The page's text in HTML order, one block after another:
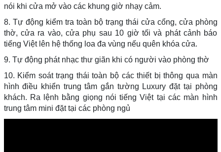
nói khi cửa mở vào các khung giờ nhạy cảm.
8. Tự động kiểm tra toàn bộ trạng thái cửa cổng, cửa phòng
thờ, cửa ra vào, cửa phụ sau 10 giờ tối và phát cảnh báo
tiếng Việt lên hệ thống loa đa vùng nếu quên khóa cửa.
9. Tự động phát nhạc thư giãn khi có người vào phòng thờ
10. Kiểm soát trạng thái toàn bộ các thiết bị thông qua màn
hình điều khiển trung tâm gắn tường Luxury đặt tại phòng
khách. Ra lệnh bằng giọng nói tiếng Việt tại các màn hình
trung tâm mini đặt tại các phòng ngủ